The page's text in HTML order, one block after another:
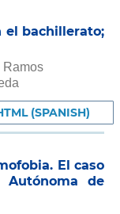
el bachillerato;
(SPANISH)
El caso
Autónoma de